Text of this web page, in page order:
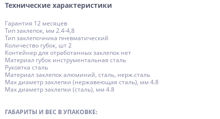
Технические характеристики
Гарантия 12 месяцев
Тип заклепок, мм 2.4-4,8
Тип заклепочника пневматический
Количество губок, шт 2
Контейнер для отработанных заклепок нет
Материал губок инструментальная сталь
Рукоятка сталь
Материал заклепок алюминий, сталь, нерж.сталь
Max диаметр заклепки (нержавеющая сталь), мм 4.8
Max диаметр заклепки (сталь), мм 4.8
ГАБАРИТЫ И ВЕС В УПАКОВКЕ: